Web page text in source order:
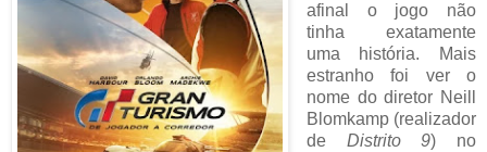
afinal o jogo não
tinha exatamente
uma história. Mais
estranho foi ver o
nome do diretor Neill
Blomkamp (realizador
de Distrito 9) no